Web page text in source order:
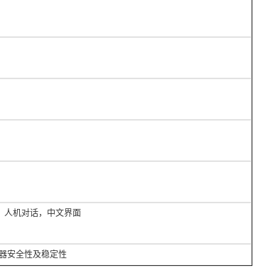
机对话，中文界面
安全性及稳定性